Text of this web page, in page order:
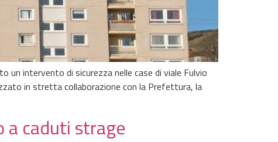
un intervento di sicurezza nelle case di viale Fulvio
in stretta collaborazione con la Prefettura, la
a caduti strage